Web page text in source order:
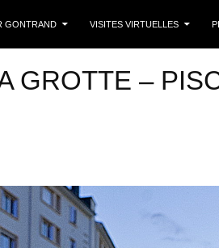
GONTRAND
VISITES VIRTUELLES
GROTTE –